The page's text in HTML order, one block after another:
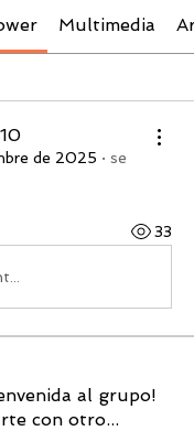
Multimedia
de 2025 · se
33
al grupo!
con otro...